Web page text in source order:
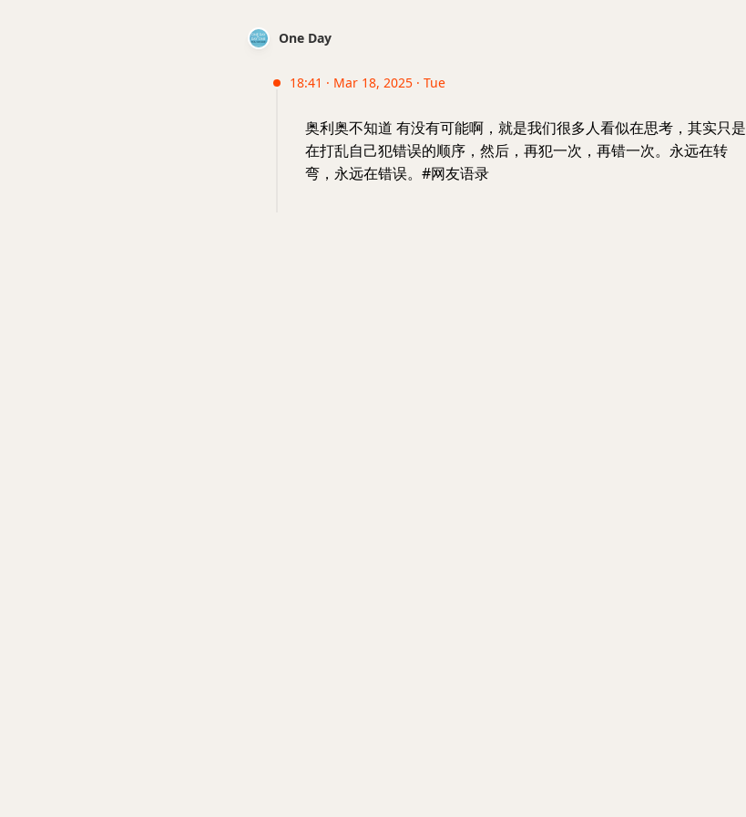
One Day
18:41 · Mar 18, 2025 · Tue
奥利奥不知道 有没有可能啊，就是我们很多人看似在思考，其实只是
在打乱自己犯错误的顺序，然后，再犯一次，再错一次。永远在转
弯，永远在错误。#网友语录